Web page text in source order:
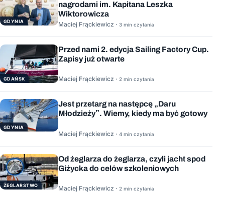
GDYNIA
nagrodami im. Kapitana Leszka
Wiktorowicza
Maciej Frąckiewicz · 3 min czytania
GDAŃSK
Przed nami 2. edycja Sailing Factory Cup.
Zapisy już otwarte
Maciej Frąckiewicz · 2 min czytania
GDYNIA
Jest przetarg na następcę „Daru
Młodzieży”. Wiemy, kiedy ma być gotowy
Maciej Frąckiewicz · 4 min czytania
ŻEGLARSTWO
Od żeglarza do żeglarza, czyli jacht spod
Giżycka do celów szkoleniowych
Maciej Frąckiewicz · 2 min czytania